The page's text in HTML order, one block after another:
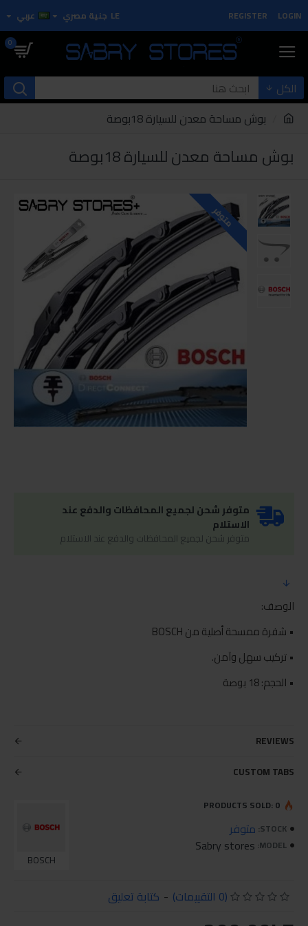
LOGIN
REGISTER
LE جنية مصري عربي
0
الكل
بوش مساحة معدن للسيارة 18بوصة
بوش مساحة معدن للسيارة 18بوصة
متوفر
متوفر شحن لجميع المحافظات والدفع عند
الاستلام
متوفر شحن لجميع المحافظات والدفع عند الاستلام
الوصف:
• شفرة ممسحة أصلية من BOSCH
• تركيب سهل وآمن.
• الحجم: 18 بوصة
REVIEWS
CUSTOM TABS
STOCK: متوفر
MODEL:
Sabry stores
BOSCH
PRODUCTS SOLD: 0
(0 التقييمات) - كتابة تعليق